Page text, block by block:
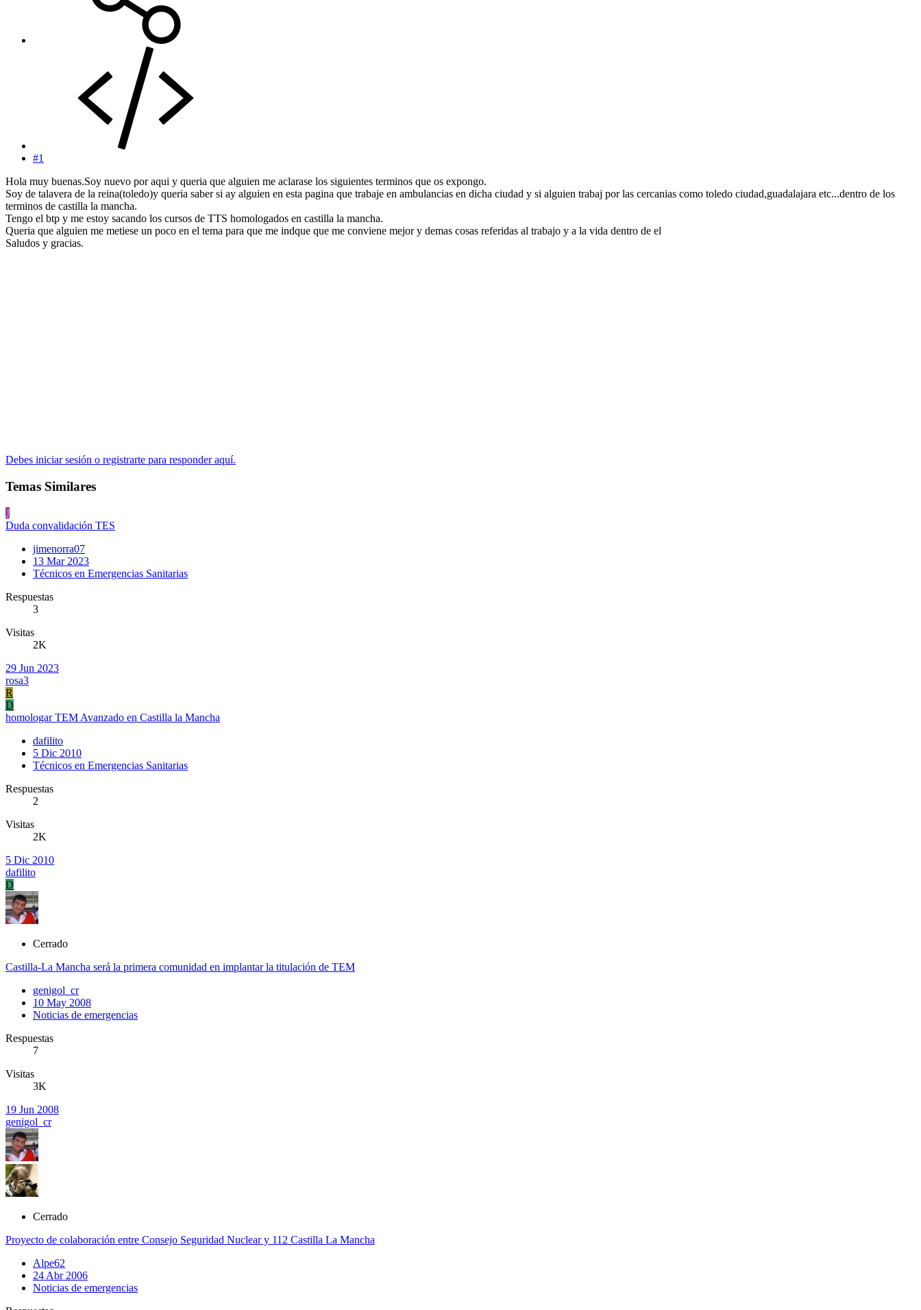
#1
Hola muy buenas.Soy nuevo por aqui y queria que alguien me aclarase los siguientes terminos que os expongo.
Soy de talavera de la reina(toledo)y queria saber si ay alguien en esta pagina que trabaje en ambulancias en dicha ciudad y si alguien trabaj por las cercanias como toledo ciudad,guadalajara etc...dentro de los
terminos de castilla la mancha.
Tengo el btp y me estoy sacando los cursos de TTS homologados en castilla la mancha.
Queria que alguien me metiese un poco en el tema para que me indque que me conviene mejor y demas cosas referidas al trabajo y a la vida dentro de el
Saludos y gracias.
Debes iniciar sesión o registrarte para responder aquí.
Temas Similares
J
Duda convalidación TES
jimenorra07
13 Mar 2023
Técnicos en Emergencias Sanitarias
Respuestas
3
Visitas
2K
29 Jun 2023
rosa3
R
D
homologar TEM Avanzado en Castilla la Mancha
dafilito
5 Dic 2010
Técnicos en Emergencias Sanitarias
Respuestas
2
Visitas
2K
5 Dic 2010
dafilito
D
Cerrado
Castilla-La Mancha será la primera comunidad en implantar la titulación de TEM
genigol_cr
10 May 2008
Noticias de emergencias
Respuestas
7
Visitas
3K
19 Jun 2008
genigol_cr
Cerrado
Proyecto de colaboración entre Consejo Seguridad Nuclear y 112 Castilla La Mancha
Alpe62
24 Abr 2006
Noticias de emergencias